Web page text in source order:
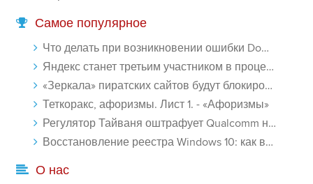
Самое популярное
Что делать при возникновении ошибки Download interrupted в Chrome - «Windows»
Яндекс станет третьим участником в процессе ФАС против Google - «Интернет»
«Зеркала» пиратских сайтов будут блокироваться! - «Интернет»
Теткоракс, афоризмы. Лист 1. - «Афоризмы»
Регулятор Тайваня оштрафует Qualcomm на $774 млн - «Новости сети»
Восстановление реестра Windows 10: как восстановить реестр Виндовс 10 - «Windows»
О нас